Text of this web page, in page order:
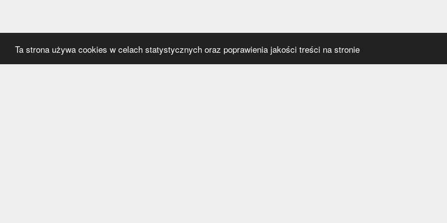
Ta strona używa cookies w celach statystycznych oraz poprawienia jakości treści na stronie